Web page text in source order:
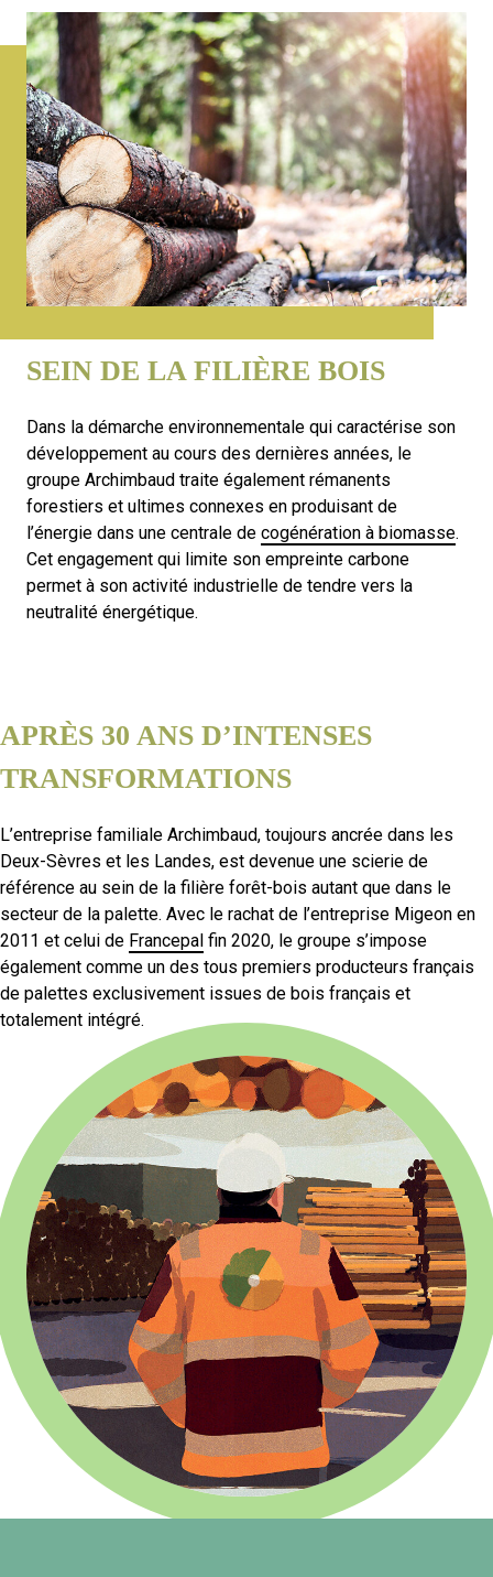
SEIN DE LA FILIÈRE BOIS
Dans la démarche environnementale qui caractérise son
développement au cours des dernières années, le
groupe Archimbaud traite également rémanents
forestiers et ultimes connexes en produisant de
l’énergie dans une centrale de cogénération à biomasse.
Cet engagement qui limite son empreinte carbone
permet à son activité industrielle de tendre vers la
neutralité énergétique.
APRÈS 30 ANS D’INTENSES
TRANSFORMATIONS
L’entreprise familiale Archimbaud, toujours ancrée dans les
Deux-Sèvres et les Landes, est devenue une scierie de
référence au sein de la filière forêt-bois autant que dans le
secteur de la palette. Avec le rachat de l’entreprise Migeon en
2011 et celui de Francepal fin 2020, le groupe s’impose
également comme un des tous premiers producteurs français
de palettes exclusivement issues de bois français et
totalement intégré.